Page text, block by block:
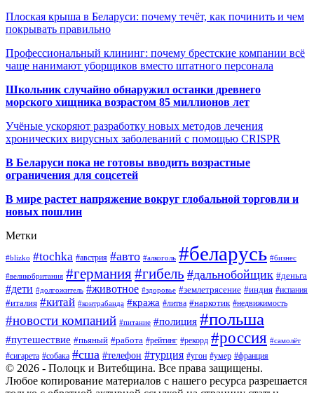
Плоская крыша в Беларуси: почему течёт, как починить и чем
покрывать правильно
Профессиональный клининг: почему брестские компании всё
чаще нанимают уборщиков вместо штатного персонала
Школьник случайно обнаружил останки древнего
морского хищника возрастом 85 миллионов лет
Учёные ускоряют разработку новых методов лечения
хронических вирусных заболеваний с помощью CRISPR
В Беларуси пока не готовы вводить возрастные
ограничения для соцсетей
В мире растет напряжение вокруг глобальной торговли и
новых пошлин
Метки
#blizko #tochka #австрия #авто #алкоголь #беларусь #бизнес
#великобритания #германия#гибель #дальнобойщик #деньга
#дети #долгожитель #животное #здоровье #землетрясение #индия #испания
#италия #китай #контрабанда #кража #литва #наркотик #недвижимость
#новости компаний #питание #полиция #польша
#путешествие #пьяный #работа #рейтинг #рекорд #россия #самолёт
#сигарета #собака #сша #телефон #турция #угон #умер #франция
© 2026 - Полоцк и Витебщина. Все права защищены.
Любое копирование материалов с нашего ресурса разрешается